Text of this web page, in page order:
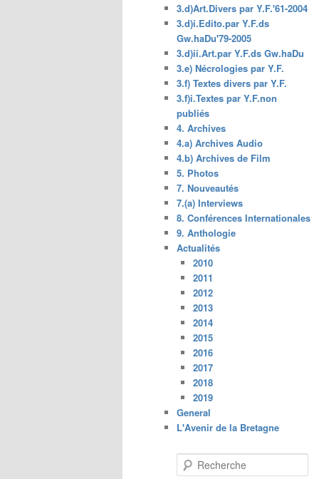
3.d)Art.Divers par Y.F.'61-2004
3.d)i.Edito.par Y.F.ds
Gw.haDu'79-2005
3.d)ii.Art.par Y.F.ds Gw.haDu
3.e) Nécrologies par Y.F.
3.f) Textes divers par Y.F.
3.f)i.Textes par Y.F.non
publiés
4. Archives
4.a) Archives Audio
4.b) Archives de Film
5. Photos
7. Nouveautés
7.(a) Interviews
8. Conférences Internationales
9. Anthologie
Actualités
2010
2011
2012
2013
2014
2015
2016
2017
2018
2019
General
L'Avenir de la Bretagne
e